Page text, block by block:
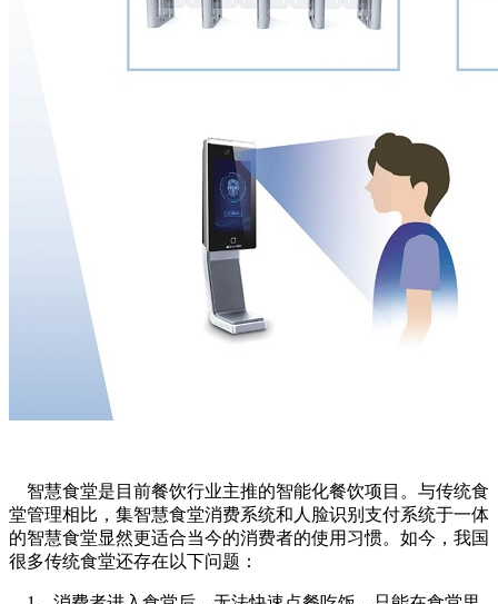
智慧食堂是目前餐饮行业主推的智能化餐饮项目。与传统食
堂管理相比，集智慧食堂消费系统和人脸识别支付系统于一体
的智慧食堂显然更适合当今的消费者的使用习惯。如今，我国
很多传统食堂还存在以下问题：